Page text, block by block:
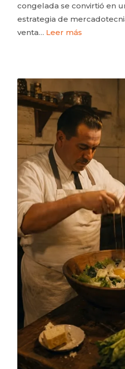
congelada se convirtió en
estrategia de
venta… Leer más